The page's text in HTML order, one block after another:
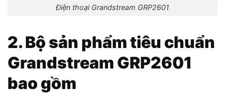
Điện thoại Grandstream GRP2601
2. Bộ sản phẩm tiêu chuẩn
Grandstream GRP2601
bao gồm